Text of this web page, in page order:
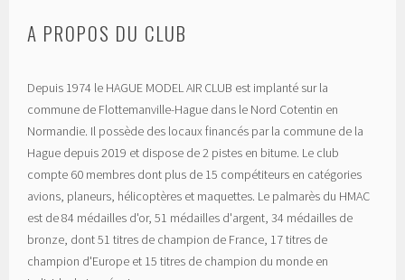
A PROPOS DU CLUB
Depuis 1974 le HAGUE MODEL AIR CLUB est implanté sur la
commune de Flottemanville-Hague dans le Nord Cotentin en
Normandie. Il possède des locaux financés par la commune de la
Hague depuis 2019 et dispose de 2 pistes en bitume. Le club
compte 60 membres dont plus de 15 compétiteurs en catégories
avions, planeurs, hélicoptères et maquettes. Le palmarès du HMAC
est de 84 médailles d'or, 51 médailles d'argent, 34 médailles de
bronze, dont 51 titres de champion de France, 17 titres de
champion d'Europe et 15 titres de champion du monde en